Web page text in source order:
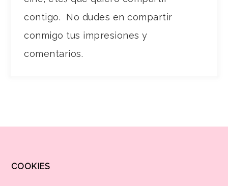
contigo. No dudes en compartir
conmigo tus impresiones y
comentarios.
COOKIES